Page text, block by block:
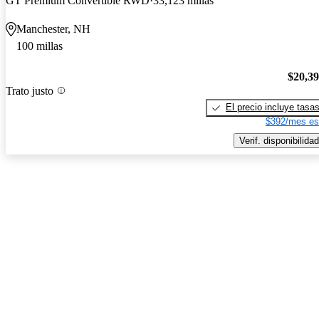
Manchester, NH
100 millas
Trato justo
El precio incluye tasas
$392/mes
Verif. disponibilidad